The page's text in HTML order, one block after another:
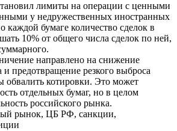
лимиты на операции с ценными
у недружественных иностранных
каждой бумаге количество сделок в
10% от общего числа сделок по ней,
направлено на снижение
предотвращение резкого выброса
обвалить котировки. Это может
отдельных бумаг, но в целом
российского рынка.
рынок, ЦБ РФ, санкции,